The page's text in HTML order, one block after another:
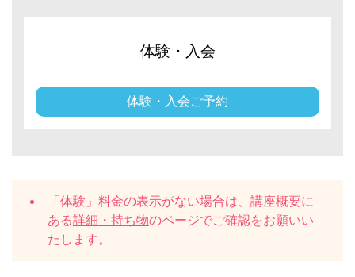
体験・入会
体験・入会ご予約
「体験」料金の表示がない場合は、講座概要に
ある詳細・持ち物のページでご確認をお願いい
たします。